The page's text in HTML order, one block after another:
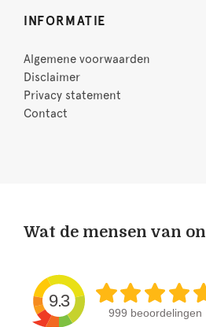
INFORMATIE
Algemene voorwaarden
Disclaimer
Privacy statement
Contact
Wat de mensen van
9.3
999 beoordelingen